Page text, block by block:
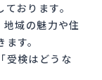
おります。
域の魅力や住
す。
受検はどうな